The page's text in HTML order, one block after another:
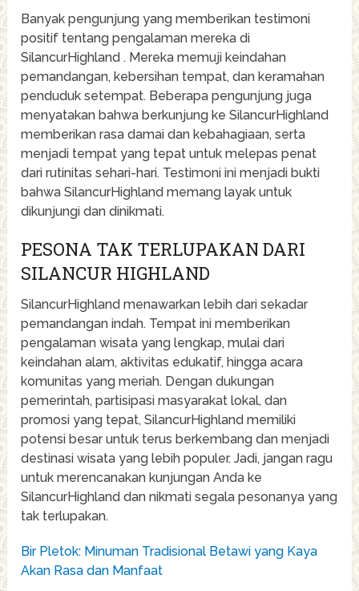
Banyak pengunjung yang memberikan testimoni
positif tentang pengalaman mereka di
SilancurHighland . Mereka memuji keindahan
pemandangan, kebersihan tempat, dan keramahan
penduduk setempat. Beberapa pengunjung juga
menyatakan bahwa berkunjung ke SilancurHighland
memberikan rasa damai dan kebahagiaan, serta
menjadi tempat yang tepat untuk melepas penat
dari rutinitas sehari-hari. Testimoni ini menjadi bukti
bahwa SilancurHighland memang layak untuk
dikunjungi dan dinikmati.
PESONA TAK TERLUPAKAN DARI
SILANCUR HIGHLAND
SilancurHighland menawarkan lebih dari sekadar
pemandangan indah. Tempat ini memberikan
pengalaman wisata yang lengkap, mulai dari
keindahan alam, aktivitas edukatif, hingga acara
komunitas yang meriah. Dengan dukungan
pemerintah, partisipasi masyarakat lokal, dan
promosi yang tepat, SilancurHighland memiliki
potensi besar untuk terus berkembang dan menjadi
destinasi wisata yang lebih populer. Jadi, jangan ragu
untuk merencanakan kunjungan Anda ke
SilancurHighland dan nikmati segala pesonanya yang
tak terlupakan.
Bir Pletok: Minuman Tradisional Betawi yang Kaya
Akan Rasa dan Manfaat